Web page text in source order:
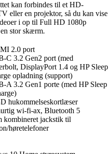
kan forbindes til et HD-
eller en projektor, så du kan vise
i op til Full HD 1080p
stor skærm.
2.0 port
C 3.2 Gen2 port (med
DisplayPort 1.4 og HP Sleep
opladning (support)
A 3.2 Gen1 porte (med HP Sleep
hukommelseskortlæser
wi-fi-ax, Bluetooth 5
kombineret jackstik til
høretelefoner